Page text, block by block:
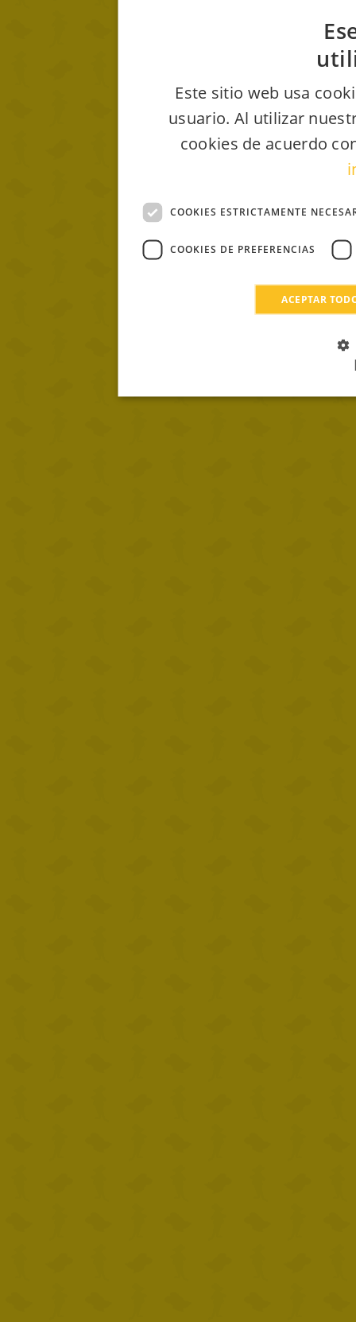
Este sitio web usa
usuario. Al utilizar
cookies de acuerdo
COOKIES ESTRICTAMENTE
COOKIES DE PREFERENCIAS
ACEPTAR